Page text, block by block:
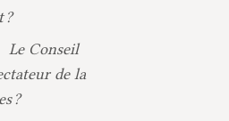
?
Le Conseil
de la
?